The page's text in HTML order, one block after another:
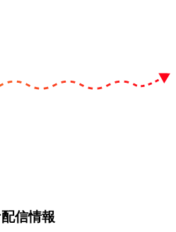
信情報